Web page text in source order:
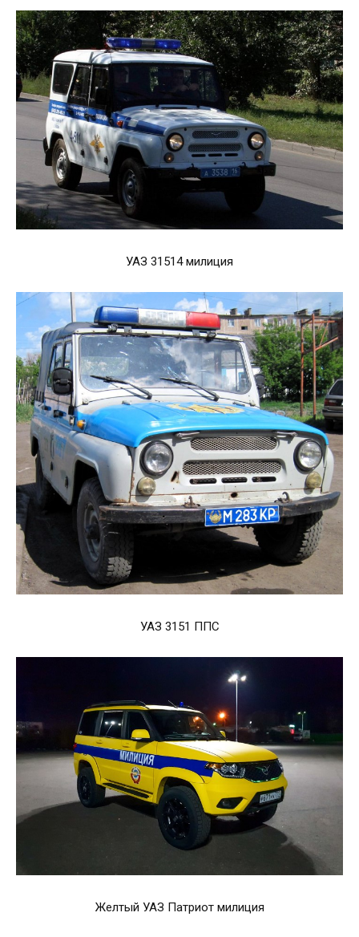
УАЗ 31514 милиция
УАЗ 3151 ППС
Желтый УАЗ Патриот милиция